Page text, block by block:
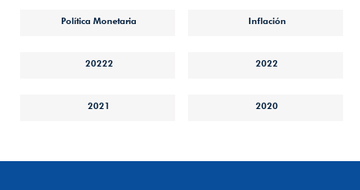
Política Monetaria Inflación
20222 2022
2021 2020